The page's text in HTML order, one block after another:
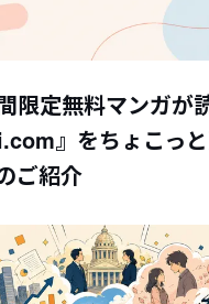
限定無料マンガが
』をちょこっ
ご紹介